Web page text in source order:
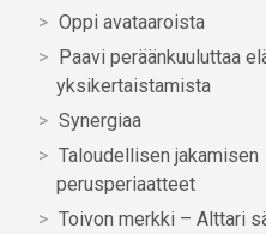
Oppi avataaroista
Paavi peräänkuuluttaa
yksikertaistamista
Synergiaa
Taloudellisen jakamisen
perusperiaatteet
Toivon merkki – Alttari